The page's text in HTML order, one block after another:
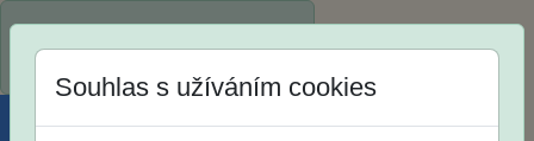
Souhlas s užíváním cookies